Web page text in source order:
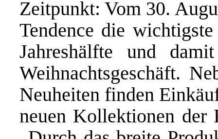
Zeitpunkt: Vom 30.
Tendence die
Jahreshälfte und
Weihnachtsgeschäft.
Neuheiten finden
neuen Kollektionen der